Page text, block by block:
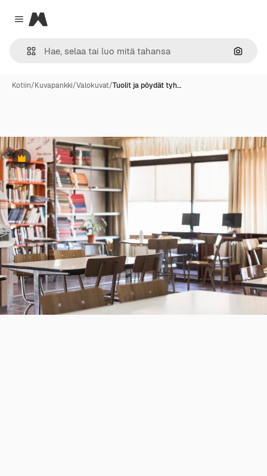
Close menu
Magnific
Hae
Kotiin/Kuvapankki/Valokuvat/Tuolit ja pöydät tyh…
Premium